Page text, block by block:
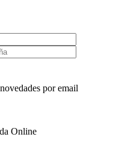
por email